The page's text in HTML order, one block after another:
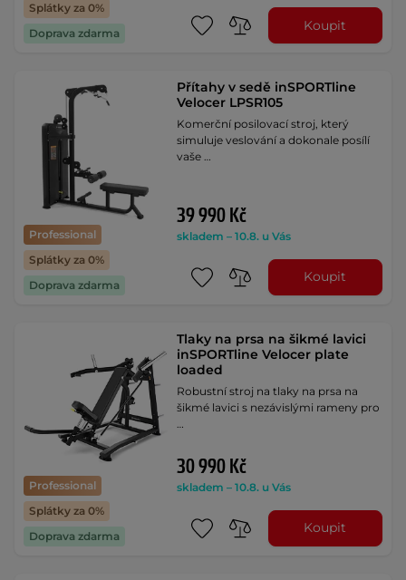
Splátky za 0%
Doprava zdarma
Koupit
Professional
Splátky za 0%
Doprava zdarma
Přítahy v sedě inSPORTline
Velocer LPSR105
Komerční posilovací stroj, který
simuluje veslování a dokonale posílí
vaše …
39 990 Kč
skladem – 10.8. u Vás
Koupit
Professional
Splátky za 0%
Doprava zdarma
Tlaky na prsa na šikmé lavici
inSPORTline Velocer plate
loaded
Robustní stroj na tlaky na prsa na
šikmé lavici s nezávislými rameny pro
30 990 Kč
skladem – 10.8. u Vás
Koupit